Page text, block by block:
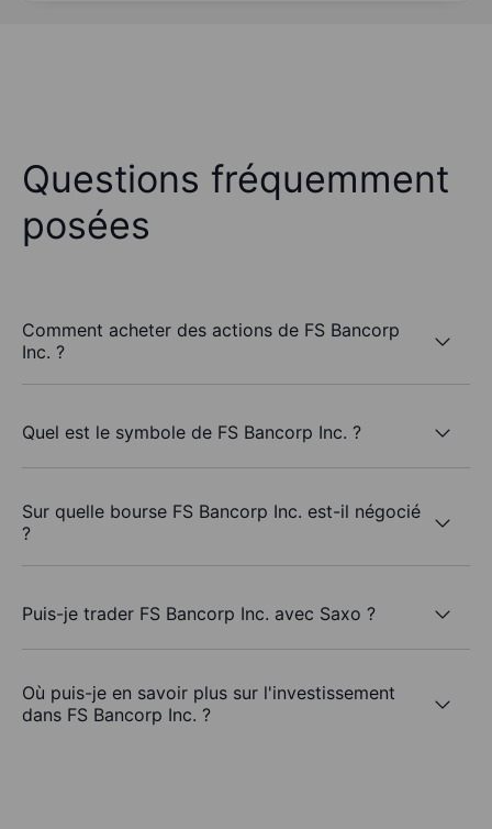
Questions fréquemment
posées
Comment acheter des actions de FS Bancorp
Inc. ?
Quel est le symbole de FS Bancorp Inc. ?
Sur quelle bourse FS Bancorp Inc. est-il négocié
?
Puis-je trader FS Bancorp Inc. avec Saxo ?
Où puis-je en savoir plus sur l'investissement
dans FS Bancorp Inc. ?